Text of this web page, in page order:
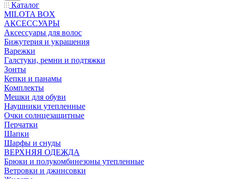
Каталог
MILOTA BOX
АКСЕССУАРЫ
Аксессуары для волос
Бижутерия и украшения
Варежки
Галстуки, ремни и подтяжки
Зонты
Кепки и панамы
Комплекты
Мешки для обуви
Наушники утепленные
Очки солнцезащитные
Перчатки
Шапки
Шарфы и снуды
ВЕРХНЯЯ ОДЕЖДА
Брюки и полукомбинезоны утепленные
Ветровки и джинсовки